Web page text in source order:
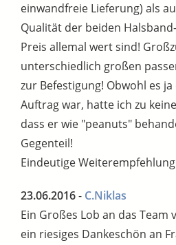
einwandfreie Lieferung) als
Qualität der beiden
Preis allemal wert sind!
unterschiedlich großen
zur Befestigung! Obwohl es
Auftrag war, hatte ich zu
dass er wie "peanuts"
Gegenteil!
Eindeutige
23.06.2016- C.Niklas
Ein Großes Lob an das Team
ein riesiges Dankeschön an